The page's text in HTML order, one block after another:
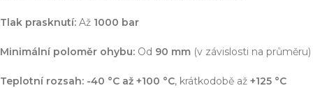
Tlak prasknutí: Až 1000 bar
Minimální poloměr ohybu: Od 90 mm (v závislosti na průměru)
Teplotní rozsah: -40 °C až +100 °C, krátkodobě až +125 °C